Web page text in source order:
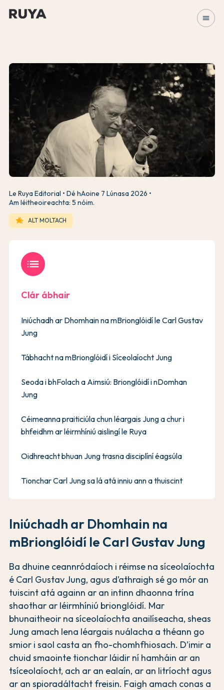
menu
Le Ruya Editorial
Dé hAoine 7 Lúnasa 2026
Am léitheoireachta: 5 nóim.
hotel_class ALT MOLTACH
Iniúchadh ar Dhomhain na
mBrionglóidí le Carl Gustav Jung
Ba dhuine ceannródaíoch i réimse na síceolaíochta
é Carl Gustav Jung, agus d’athraigh sé go mór an
tuiscint atá againn ar an intinn dhaonna trína
shaothar ar léirmhíniú brionglóidí. Mar
bhunaitheoir na síceolaíochta anailíseacha, sheas
Jung amach lena léargais nuálacha a théann go
smior i saol casta an fho-chomhfhiosach. D’imir a
chuid smaointe tionchar láidir ní hamháin ar an
tsíceolaíocht, ach ar an ealaín, ar an litríocht agus
ar an spioradáltacht freisin. Faigh amach conas a
list
Clár ábhair
Iniúchadh ar Dhomhain na mBrionglóidí le Carl Gustav
Jung
Tábhacht na mBrionglóidí i Síceolaíocht Jung
Seoda i bhFolach a Aimsiú: Brionglóidí i nDomhan
Jung
Céimeanna praiticiúla chun léargais Jung a chur i
bhfeidhm ar léirmhíniú aislingí le Ruya
Oidhreacht bhuan Jung trasna disciplíní éagsúla
Tionchar Carl Jung sa lá atá inniu ann a thuiscint